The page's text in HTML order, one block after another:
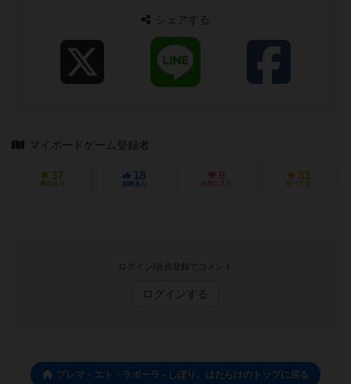
シェアする
マイボードゲーム登録者
37
興味あり
18
経験あり
9
お気に入り
33
持ってる
ログイン/会員登録でコメント
ログインする
プレマ・エト・ラボーラ - しぼり、はたらけのトップに戻る